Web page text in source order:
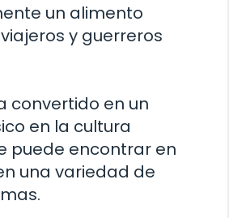
un alimento
y guerreros
convertido en un
en la cultura
puede encontrar en
una variedad de